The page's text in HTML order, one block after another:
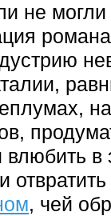
не могли
в
, чей